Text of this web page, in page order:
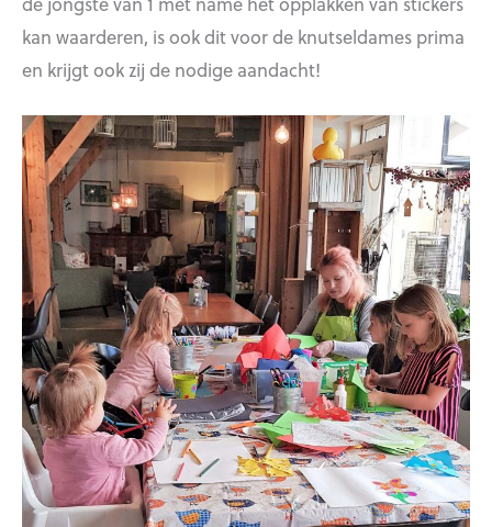
kan waarderen, is ook dit voor de knutseldames prima
en krijgt ook zij de nodige aandacht!